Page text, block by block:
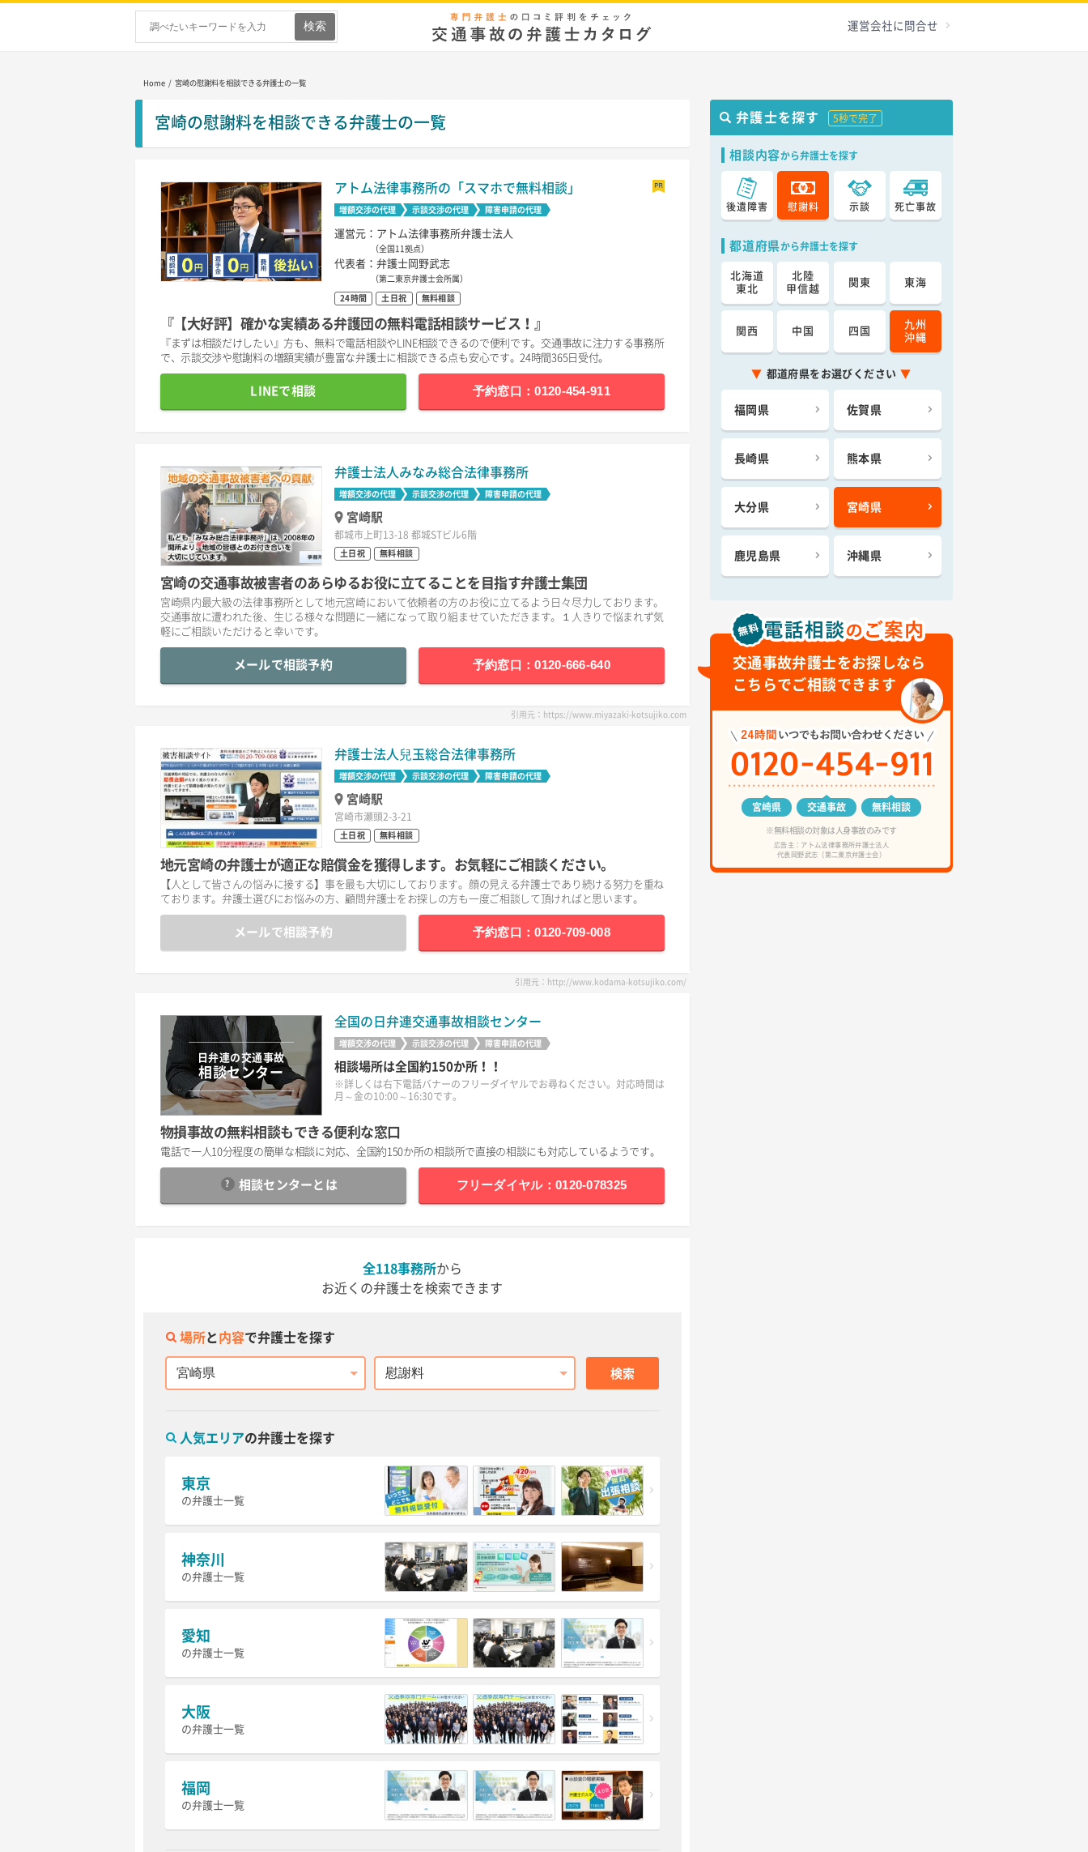
運営会社に問合せ
Home / 宮崎の慰謝料を相談できる弁護士の一覧
宮崎の慰謝料を相談できる弁護士の一覧
アトム法律事務所の「スマホで無料相談」
増額交渉の代理 示談交渉の代理 障害申請の代理
運営元：アトム法律事務所弁護士法人
（全国11拠点）
代表者：弁護士岡野武志
（第二東京弁護士会所属）
24時間 土日祝 無料相談
『【大好評】確かな実績ある弁護団の無料電話相談サービス！』
『まずは相談だけしたい』方も、無料で電話相談やLINE相談できるので便利です。交通事故に注力する事務所
で、示談交渉や慰謝料の増額実績が豊富な弁護士に相談できる点も安心です。24時間365日受付。
LINEで相談 予約窓口：0120-454-911
弁護士法人みなみ総合法律事務所
増額交渉の代理 示談交渉の代理 障害申請の代理
宮崎駅
都城市上町13-18 都城STビル6階
土日祝 無料相談
宮崎の交通事故被害者のあらゆるお役に立てることを目指す弁護士集団
宮崎県内最大級の法律事務所として地元宮崎において依頼者の方のお役に立てるよう日々尽力しております。
交通事故に遭われた後、生じる様々な問題に一緒になって取り組ませていただきます。１人きりで悩まれず気
軽にご相談いただけると幸いです。
メールで相談予約 予約窓口：0120-666-640
引用元：https://www.miyazaki-kotsujiko.com
弁護士法人兒玉総合法律事務所
増額交渉の代理 示談交渉の代理 障害申請の代理
宮崎駅
宮崎市瀬頭2-3-21
土日祝 無料相談
地元宮崎の弁護士が適正な賠償金を獲得します。お気軽にご相談ください。
【人として皆さんの悩みに接する】事を最も大切にしております。顔の見える弁護士であり続ける努力を重ね
ております。弁護士選びにお悩みの方、顧問弁護士をお探しの方も一度ご相談して頂ければと思います。
メールで相談予約 予約窓口：0120-709-008
引用元：http://www.kodama-kotsujiko.com/
全国の日弁連交通事故相談センター
増額交渉の代理 示談交渉の代理 障害申請の代理
日弁連の交通事故
相談センター 相談場所は全国約150か所！！
※詳しくは右下電話バナーのフリーダイヤルでお尋ねください。対応時間は
月～金の10:00～16:30です。
物損事故の無料相談もできる便利な窓口
電話で一人10分程度の簡単な相談に対応、全国約150か所の相談所で直接の相談にも対応しているようです。
相談センター とは フリーダイヤル：0120-078325
全118事務所から
お近くの弁護士を検索できます
場所と 内容で弁護士を探す
都道府県 相談内容 検索
人気エリアの弁護士を探す
東京
の弁護士一覧
神奈川
の弁護士一覧
愛知
の弁護士一覧
大阪
の弁護士一覧
福岡
の弁護士一覧
弁護士を探す 5秒で完了
相談内容から弁護士を探す
後遺障害 慰謝料 示談 死亡事故
都道府県から弁護士を探す
北海道
東北
北陸
甲信越
関東 東海
関西 中国 四国
九州
沖縄
都道府県をお選びください
福岡県 佐賀県
長崎県 熊本県
大分県 宮崎県
鹿児島県 沖縄県
交通事故弁護士をお探しなら
こちらでご相談できます
宮崎県 交通事故 無料相談
※無料相談の対象は人身事故のみです
広告主：アトム法律事務所弁護士法人
代表岡野武志（第二東京弁護士会）